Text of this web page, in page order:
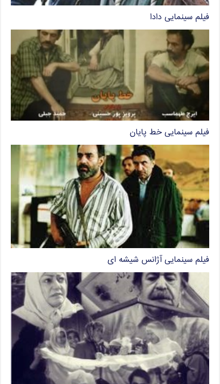
فیلم سینمایی دادا
فیلم سینمایی خط پایان
فیلم سینمایی آژانس شیشه ای